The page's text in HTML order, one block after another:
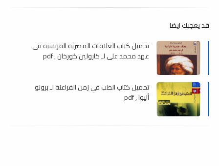
قد يعجبك ايضا
تحميل كتاب العلاقات المصرية الفرنسية فى
عهد محمد على لـ كارولين كورخان , pdf
تحميل كتاب الطب في زمن الفراعنة لـ برونو
أليوا , pdf